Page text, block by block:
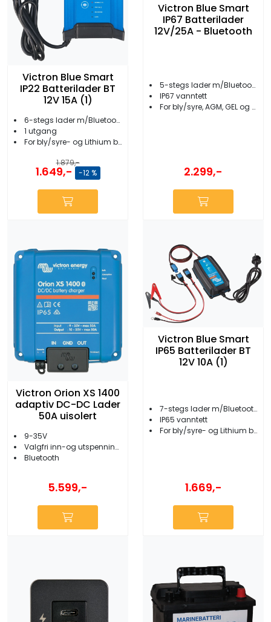
Victron Blue Smart
IP22 Batterilader BT
12V 15A (1)
6-stegs lader m/Bluetooth
1 utgang
For bly/syre- og Lithium batterier
1.879,-
1.649,- -12 %
Victron Blue Smart
IP67 Batterilader
12V/25A - Bluetooth
5-stegs lader m/Bluetooth
IP67 vanntett
For bly/syre, AGM, GEL og Lithium batterier
2.299,-
Victron Orion XS 1400
adaptiv DC-DC Lader
50A uisolert
9-35V
Valgfri inn-og utspenning 12V/24V
Bluetooth
5.599,-
Victron Blue Smart
IP65 Batterilader BT
12V 10A (1)
7-stegs lader m/Bluetooth
IP65 vanntett
For bly/syre- og Lithium batterier
1.669,-